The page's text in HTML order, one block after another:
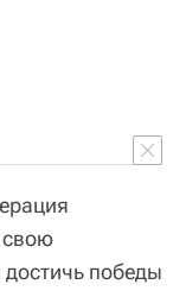
свою
победы